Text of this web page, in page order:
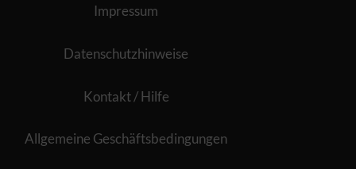
Impressum
Datenschutzhinweise
Kontakt / Hilfe
Allgemeine Geschäftsbedingungen